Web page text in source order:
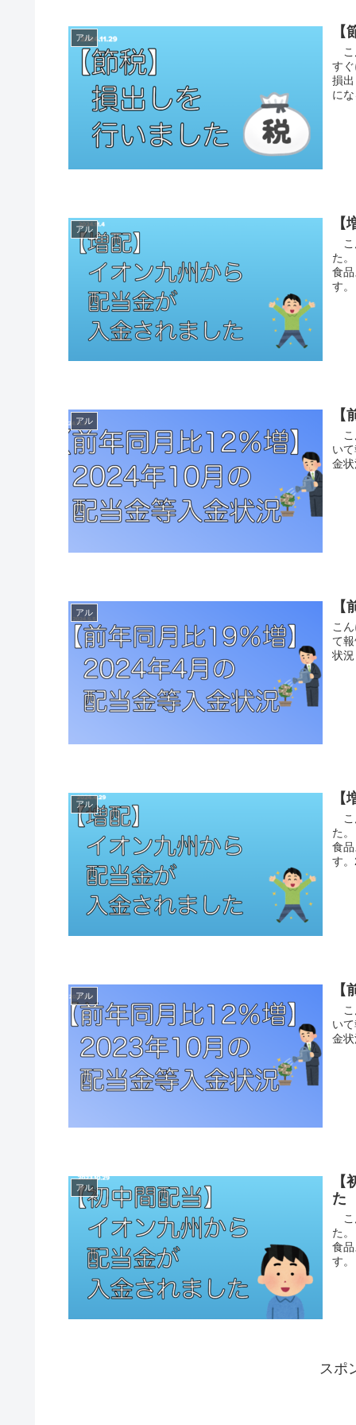
アル
こ
す
損
に
アル
こ
た
食
す
アル
こ
い
金
アル
こ
て
状
アル
こ
た
食
す
アル
こ
い
金
アル
た
こ
た
食
す
スポ